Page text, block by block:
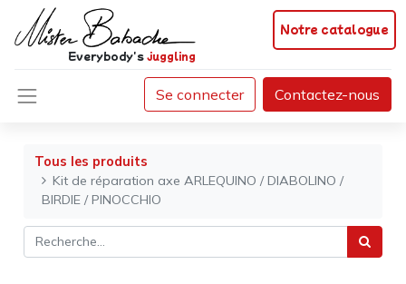
Notre catalogue
Everybody'sjuggling
Se connecter Contactez-nous
Tous les produits
Kit de réparation axe ARLEQUINO / DIABOLINO /
BIRDIE / PINOCCHIO